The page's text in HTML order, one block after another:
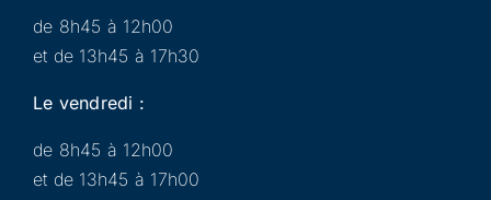
de 8h45 à 12h00
et de 13h45 à 17h30
Le vendredi :
de 8h45 à 12h00
et de 13h45 à 17h00